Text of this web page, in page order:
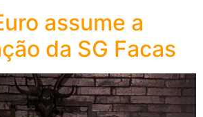
assume a
da SG Facas